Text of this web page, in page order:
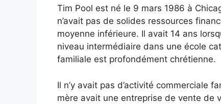
Tim Pool est né le 9 mars 1986 à
n’avait pas de solides ressources
moyenne inférieure. Il avait 14 ans
niveau intermédiaire dans une école
familiale est profondément chrétienne.
Il n’y avait pas d’activité commerciale
mère avait une entreprise de vente de